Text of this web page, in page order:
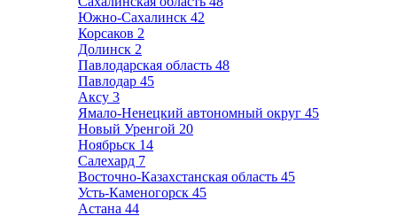
Южно-Сахалинск 42
Корсаков 2
Долинск 2
Павлодарская область 48
Павлодар 45
Аксу 3
Ямало-Ненецкий автономный округ 45
Новый Уренгой 20
Ноябрьск 14
Салехард 7
Восточно-Казахстанская область 45
Усть-Каменогорск 45
Астана 44